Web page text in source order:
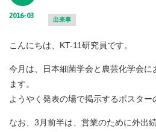
2016-03 出来事
こんにちは、KT-11研究員です。
今月は、日本細菌学会と農芸化学会に
ます。
ようやく発表の場で掲示するポスター
なお、3月前半は、営業のために外出